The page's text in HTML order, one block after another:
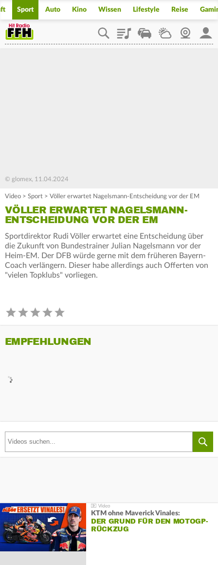
Sport Auto Kino Wissen Lifestyle Reise
PlaylistStaupilotWetterWebcam
© glomex, 11.04.2024
Video > Sport > Völler erwartet Nagelsmann-Entscheidung vor der EM
VÖLLER ERWARTET NAGELSMANN-
ENTSCHEIDUNG VOR DER EM
Sportdirektor Rudi Völler erwartet eine Entscheidung über
die Zukunft von Bundestrainer Julian Nagelsmann vor der
Heim-EM. Der DFB würde gerne mit dem früheren Bayern-
Coach verlängern. Dieser habe allerdings auch Offerten von
"vielen Topklubs" vorliegen.
EMPFEHLUNGEN
KTM ohne Maverick Vinales:
DER GRUND FÜR DEN MOTOGP-
RÜCKZUG